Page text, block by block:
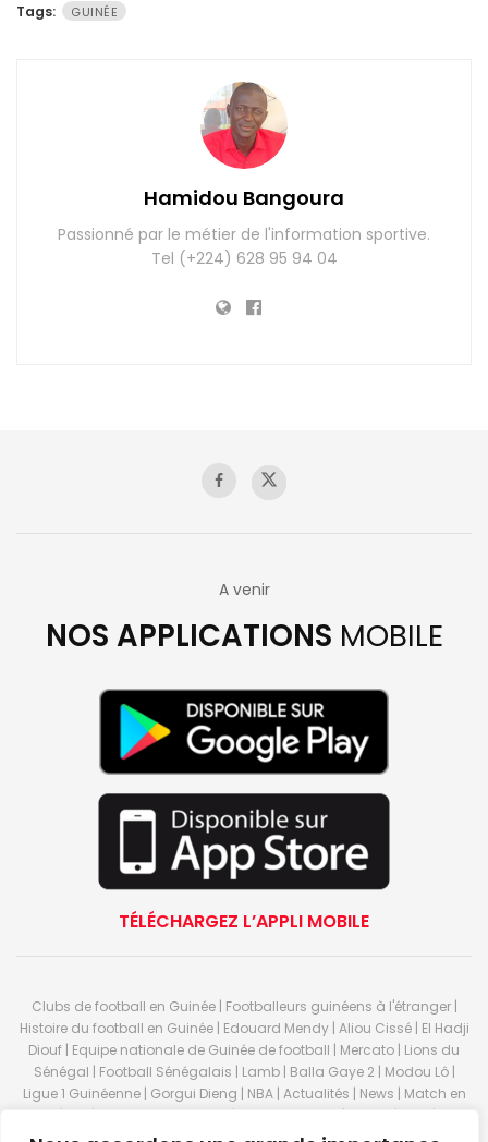
Tags: GUINÉE
Hamidou Bangoura
Passionné par le métier de l'information sportive.
Tel (+224) 628 95 94 04
A venir
NOS APPLICATIONS MOBILE
TÉLÉCHARGEZ L’APPLI MOBILE
Clubs de football en Guinée | Footballeurs guinéens à l'étranger |
Histoire du football en Guinée | Edouard Mendy | Aliou Cissé | El Hadji
Diouf | Equipe nationale de Guinée de football | Mercato | Lions du
Sénégal | Football Sénégalais | Lamb | Balla Gaye 2 | Modou Lô |
Ligue 1 Guinéenne | Gorgui Dieng | NBA | Actualités | News | Match en
direct | But | Actualité au Guinée | Premier League | Ligue 1 | Liga | Serie
A | LSFP | Conakry | Guinée | Sport Guineen | Basket Guineens | Foot